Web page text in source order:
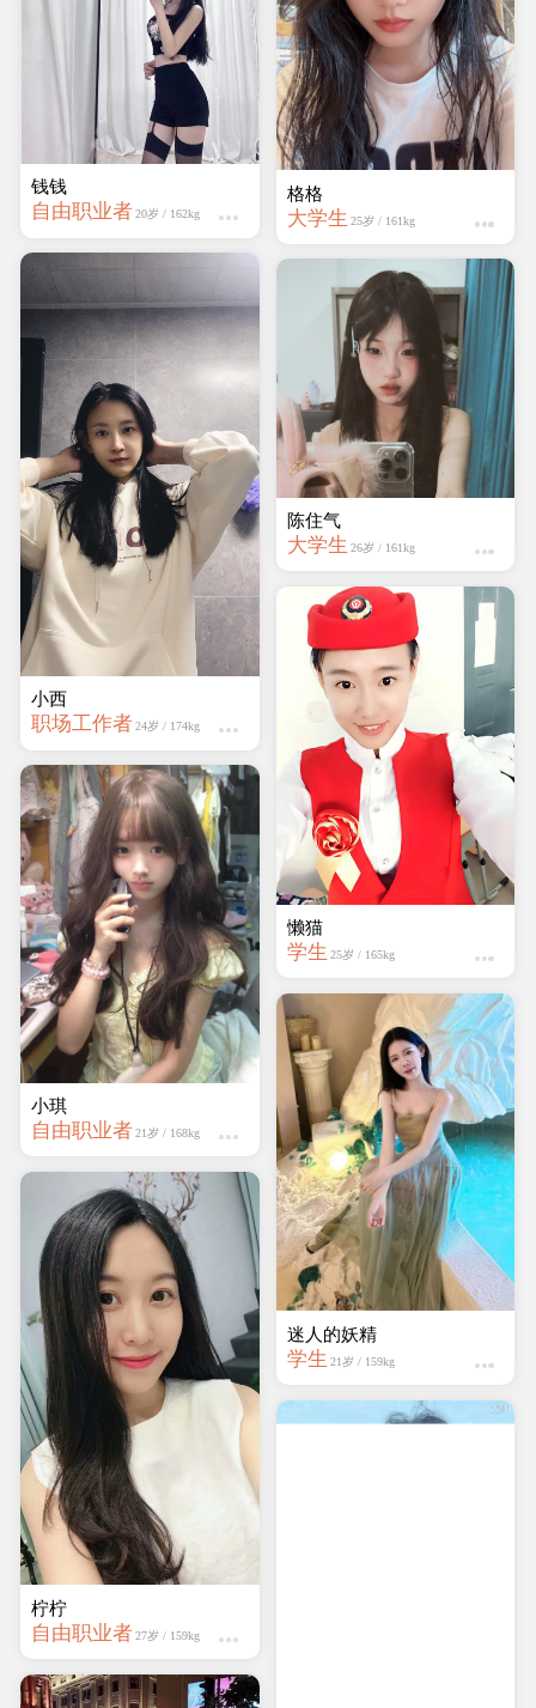
钱钱
自由职业者 20岁 / 162kg
小西
职场工作者 24岁 / 174kg
小琪
自由职业者 21岁 / 168kg
柠柠
自由职业者 27岁 / 159kg
迷人的妖精
学生 21岁 / 159kg
快乐
学生
蔷薇岛
学生19岁 / 161kg
万梦娜
学生21岁 / 158kg